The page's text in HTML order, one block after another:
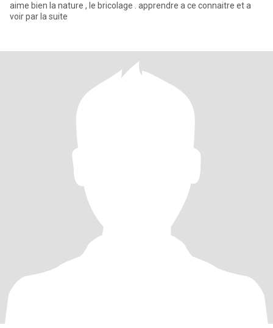
aime bien la nature , le bricolage . apprendre a ce connaitre et a
voir par la suite